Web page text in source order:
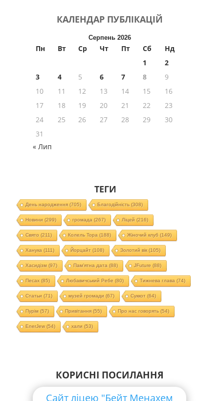
КАЛЕНДАР ПУБЛІКАЦІЙ
Серпень 2026
Пн Вт Ср Чт Пт Сб
Нд
1
2
3
4 5 6 7 8
9
10
11 12 13 14 15
16
17
18 19 20 21 22
23
24
25 26 27 28 29
30
31
« Лип
ТЕГИ
День народження(705) Благодійність(308)
Новини (299) громада (267) Ліцей (216)
Свято (211) Колель Тора (188) Жіночий клуб (149)
Ханука (111) Йорцайт (108) Золотий вік(105)
Хасидізм (97) Пам'ятна дата (88) JFuture (88)
Песах(85) Любавичський Ребе (80) Тижнева глава (74)
Статьи (71) музей громади (67) Суккот (64)
Пурім (57) Привітання(55) Про нас говорять(54)
EnerJew(54) хали (53)
КОРИСНІ ПОСИЛАННЯ
Сайт ліцею "Бейт Менахем